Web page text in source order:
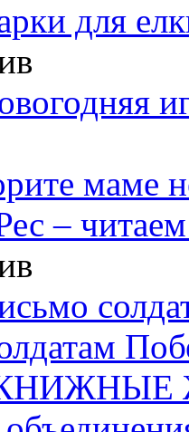
для
маме
–